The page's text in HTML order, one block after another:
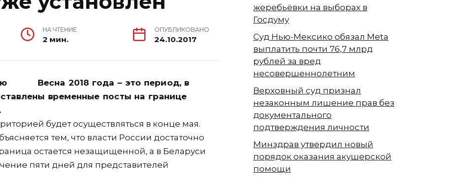
НА ЧТЕНИЕ
2 мин.
ОПУБЛИКОВАНО
24.10.2017
Весна 2018 года – это период, в
временные посты на границе
будет осуществляться в конце мая.
тем, что власти России достаточно
остается незащищенной, а в Беларуси
пяти дней для представителей
жеребьёвки на выборах в
Госдуму
Суд Нью-Мексико обязал Meta
выплатить почти 76,7 млрд
рублей за вред
несовершеннолетним
Верховный суд признал
незаконным лишение прав без
документального
подтверждения личности
Минздрав утвердил новый
порядок оказания акушерской
помощи